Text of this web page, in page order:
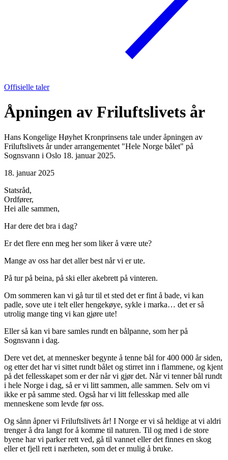
Offisielle taler
Åpningen av Friluftslivets år
Hans Kongelige Høyhet Kronprinsens tale under åpningen av
Friluftslivets år under arrangementet "Hele Norge bålet" på
Sognsvann i Oslo 18. januar 2025.
18. januar 2025
Statsråd,
Ordfører,
Hei alle sammen,
Har dere det bra i dag?
Er det flere enn meg her som liker å være ute?
Mange av oss har det aller best når vi er ute.
På tur på beina, på ski eller akebrett på vinteren.
Om sommeren kan vi gå tur til et sted det er fint å bade, vi kan
padle, sove ute i telt eller hengekøye, sykle i marka… det er så
utrolig mange ting vi kan gjøre ute!
Eller så kan vi bare samles rundt en bålpanne, som her på
Sognsvann i dag.
Dere vet det, at mennesker begynte å tenne bål for 400 000 år siden,
og etter det har vi sittet rundt bålet og stirret inn i flammene, og kjent
på det fellesskapet som er der når vi gjør det. Når vi tenner bål rundt
i hele Norge i dag, så er vi litt sammen, alle sammen. Selv om vi
ikke er på samme sted. Også har vi litt fellesskap med alle
menneskene som levde før oss.
Og sånn åpner vi Friluftslivets år! I Norge er vi så heldige at vi aldri
trenger å dra langt for å komme til naturen. Til og med i de store
byene har vi parker rett ved, gå til vannet eller det finnes en skog
eller et fjell rett i nærheten, som det er mulig å bruke.